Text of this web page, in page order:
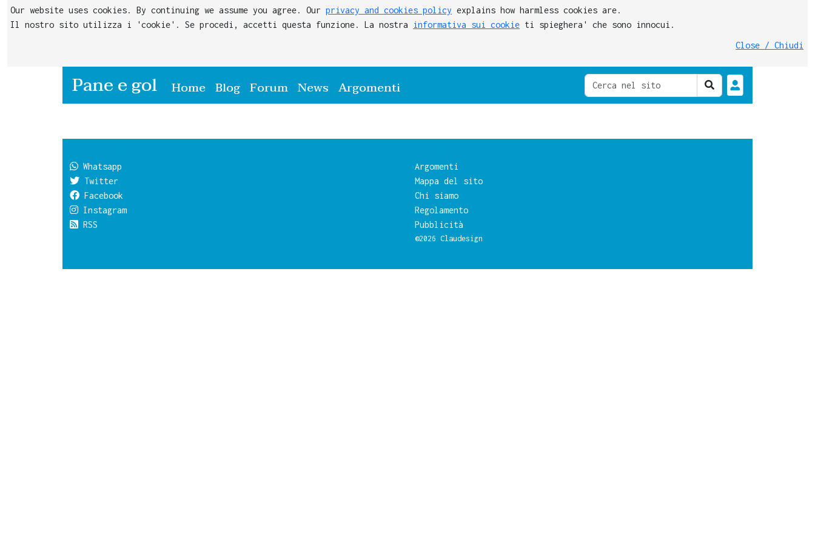
Our website uses cookies. By continuing we assume you agree. Our privacy and cookies policy explains how harmless cookies are.
Il nostro sito utilizza i 'cookie'. Se procedi, accetti questa funzione. La nostra
informativa sui cookie ti spieghera' che sono innocui.
Close / Chiudi
Pane e gol Home(current)
Blog Forum News Argomenti
Whatsapp
Twitter
Facebook
Instagram
RSS
Argomenti
Mappa del sito
Chi siamo
Regolamento
Pubblicità
©2026 Claudesign